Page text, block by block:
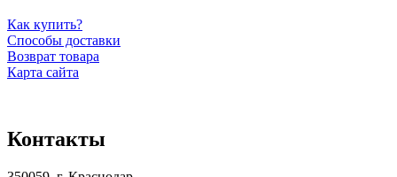
Как купить?
Способы доставки
Возврат товара
Карта сайта
Контакты